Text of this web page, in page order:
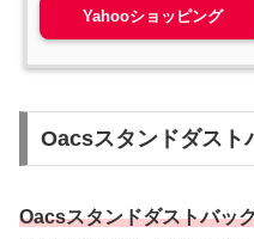
Yahooショッピング
Oacsスタンドダスト
Oacsスタンドダストバッ